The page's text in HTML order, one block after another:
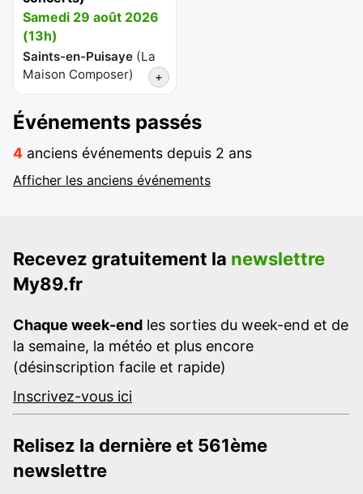
Samedi 29 août 2026
(13h)
Saints-en-Puisaye (La
Maison Composer) +
Événements passés
4 anciens événements depuis 2 ans
Afficher les anciens événements
Recevez gratuitement la newslettre
My89.fr
Chaque week-end les sorties du week-end et de
la semaine, la météo et plus encore
(désinscription facile et rapide)
Inscrivez-vous ici
Relisez la dernière et 561ème
newslettre